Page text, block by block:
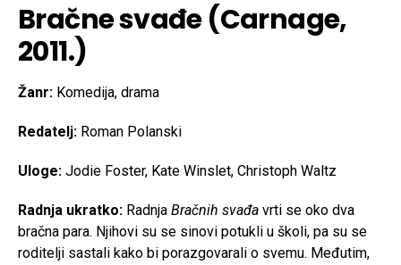
Bračne svađe (Carnage,
2011.)
Žanr: Komedija, drama
Redatelj: Roman Polanski
Uloge: Jodie Foster, Kate Winslet, Christoph Waltz
Radnja ukratko: Radnja Bračnih svađa vrti se oko dva
bračna para. Njihovi su se sinovi potukli u školi, pa su se
roditelji sastali kako bi porazgovarali o svemu. Međutim,